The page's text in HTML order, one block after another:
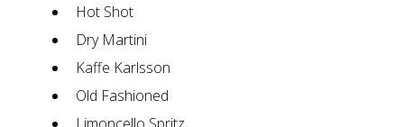
Hot Shot
Dry Martini
Kaffe Karlsson
Old Fashioned